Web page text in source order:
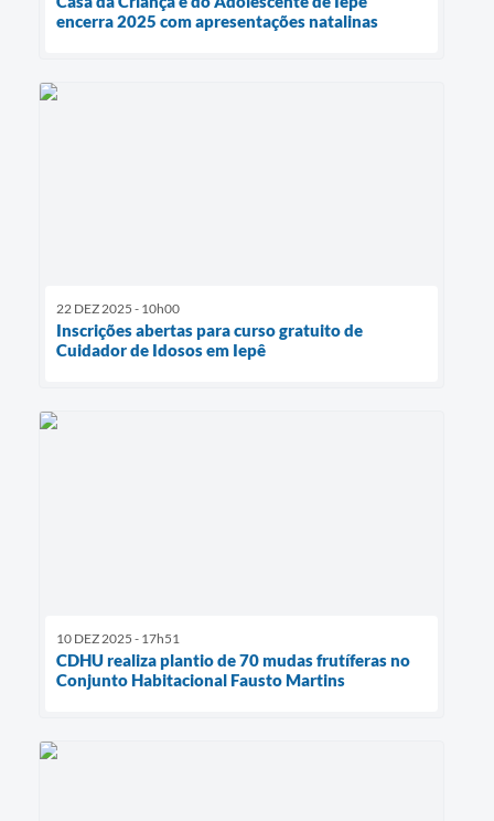
encerra 2025 com apresentações natalinas
22 DEZ 2025 - 10h00
Inscrições abertas para curso gratuito de
Cuidador de Idosos em Iepê
10 DEZ 2025 - 17h51
CDHU realiza plantio de 70 mudas frutíferas no
Conjunto Habitacional Fausto Martins